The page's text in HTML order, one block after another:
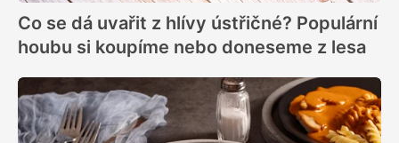
Co se dá uvařit z hlívy ústřičné? Populární
houbu si koupíme nebo doneseme z lesa